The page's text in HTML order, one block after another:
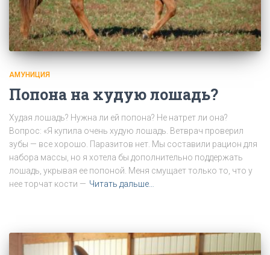
АМУНИЦИЯ
Попона на худую лошадь?
Худая лошадь? Нужна ли ей попона? Не натрет ли она?
Вопрос: «Я купила очень худую лошадь. Ветврач проверил
зубы — все хорошо. Паразитов нет. Мы составили рацион для
набора массы, но я хотела бы дополнительно поддержать
лошадь, укрывая ее попоной. Меня смущает только то, что у
нее торчат кости — Читать дальше…